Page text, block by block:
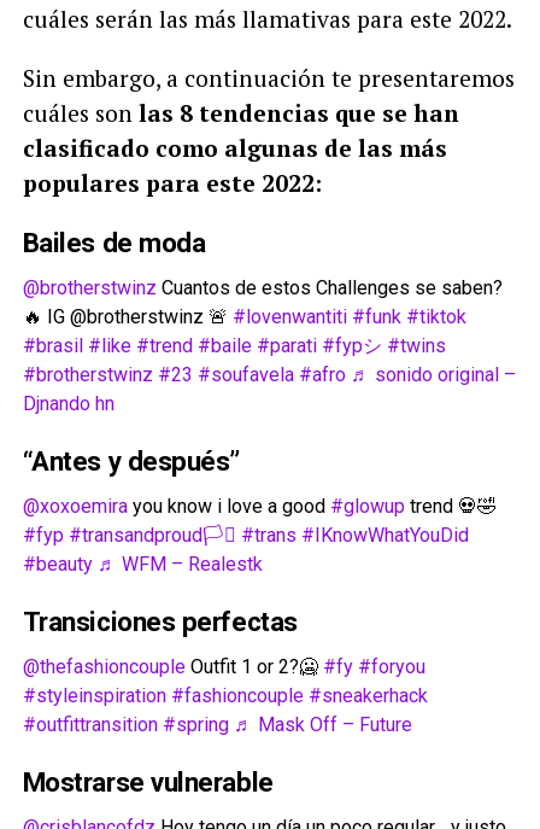
cuáles serán las más llamativas para este 2022.
Sin embargo, a continuación te presentaremos
cuáles sonlas 8 tendencias que se han
clasificado como algunas de las más
populares para este 2022:
Bailes de moda
@brotherstwinz Cuantos de estos Challenges se saben?
🔥 IG @brotherstwinz 🚨 #lovenwantiti #funk #tiktok
#brasil #like #trend #baile #parati #fypシ #twins
#brotherstwinz #23 #soufavela #afro ♬ sonido original –
Djnando hn
“Antes y después”
@xoxoemirayou know i love a good #glowuptrend 💀🤣
#fyp #transandproud🏳️‍⚧️ #trans #IKnowWhatYouDid
#beauty ♬ WFM – Realestk
Transiciones perfectas
@thefashioncoupleOutfit 1 or 2?🥶 #fy #foryou
#styleinspiration #fashioncouple #sneakerhack
#outfittransition #spring ♬ Mask Off – Future
Mostrarse vulnerable